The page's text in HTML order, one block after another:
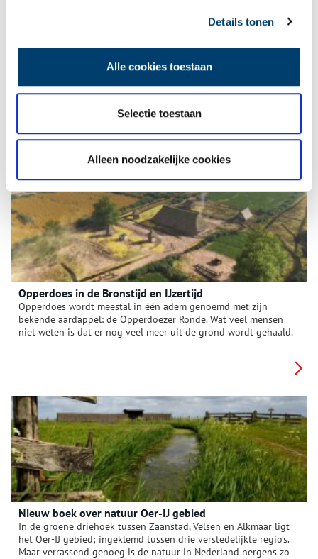
Details tonen
Alle cookies toestaan
Selectie toestaan
Alleen noodzakelijke cookies
De bruine kroeg is vooral ‘een kabbelende troost’
Bruine kroegen in Amsterdam fungeren vaak als een tweede
huiskamer, waar je met wildvreemden een praatje kunt maken.
En als ze dan ook nog gekookte eitjes op de bar hebben staan,
misgaan.
Opperdoes in de Bronstijd en IJzertijd
Opperdoes wordt meestal in één adem genoemd met zijn
bekende aardappel: de Opperdoezer Ronde. Wat veel mensen
niet weten is dat er nog veel meer uit de grond wordt gehaald.
onlangs gepubliceerd in ‘Opperdoes, een geliefde plek. Oud
onderzoek, nieuwe resultaten: bewoning in de Bronstijd en
IJzertijd.’
Nieuw boek over natuur Oer-IJ gebied
In de groene driehoek tussen Zaanstad, Velsen en Alkmaar ligt
het Oer-IJ gebied; ingeklemd tussen drie verstedelijkte regio’s.
Maar verrassend genoeg is de natuur in Nederland nergens zo